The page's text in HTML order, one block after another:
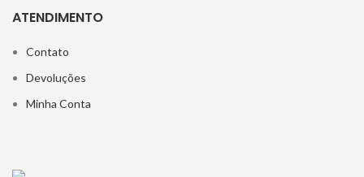
ATENDIMENTO
Contato
Devoluções
Minha Conta